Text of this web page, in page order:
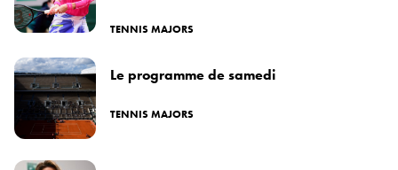
TENNIS MAJORS
Le programme de samedi
TENNIS MAJORS